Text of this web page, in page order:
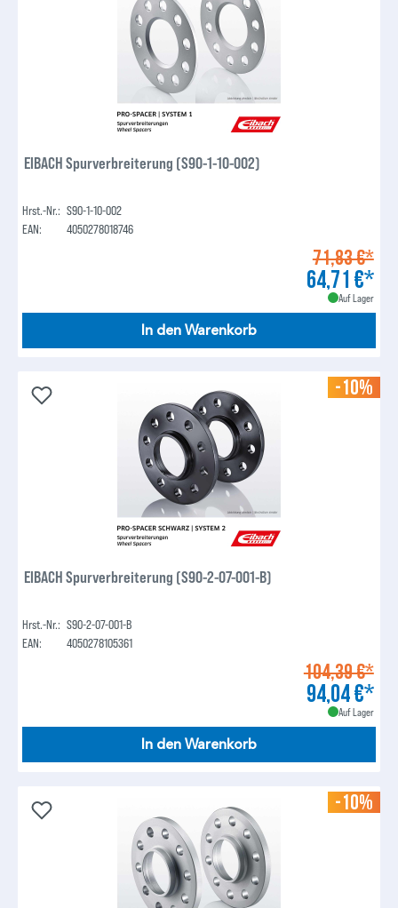
EIBACH Spurverbreiterung (S90-1-10-002)
Hrst.-Nr.: S90-1-10-002
EAN:
4050278018746
71,83 €*
64,71 €*
Auf Lager
In den Warenkorb
-10%
EIBACH Spurverbreiterung (S90-2-07-001-B)
Hrst.-Nr.: S90-2-07-001-B
EAN:
4050278105361
104,39 €*
94,04 €*
Auf Lager
In den Warenkorb
-10%